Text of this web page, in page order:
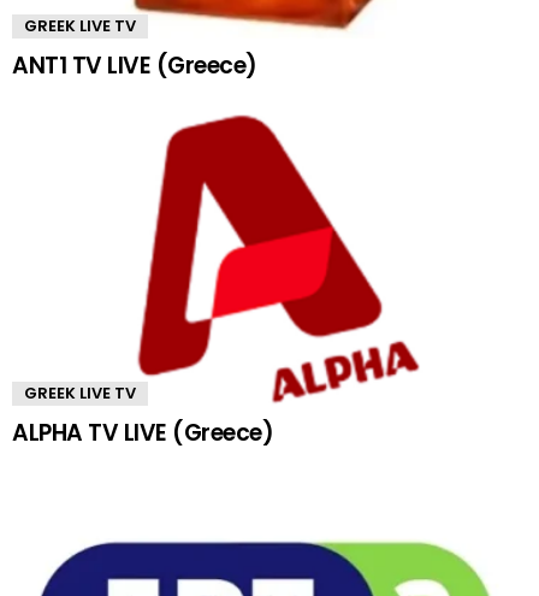
GREEK LIVE TV
ANT1 TV LIVE (Greece)
GREEK LIVE TV
ALPHA TV LIVE (Greece)